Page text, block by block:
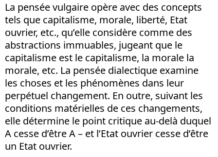
La pensée vulgaire opère avec des concepts
tels que capitalisme, morale, liberté, Etat
ouvrier, etc., qu’elle considère comme des
abstractions immuables, jugeant que le
capitalisme est le capitalisme, la morale la
morale, etc. La pensée dialectique examine
les choses et les phénomènes dans leur
perpétuel changement. En outre, suivant les
conditions matérielles de ces changements,
elle détermine le point critique au-delà duquel
A cesse d’être A – et l’Etat ouvrier cesse d’être
un Etat ouvrier.